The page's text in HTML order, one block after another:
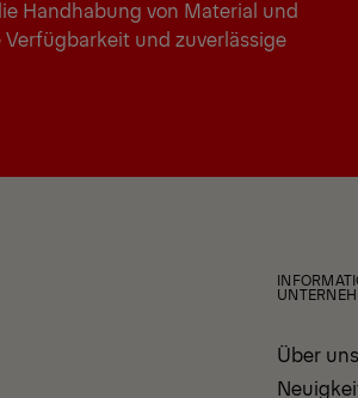
Handhabung von Material und
und zuverlässige
Über uns